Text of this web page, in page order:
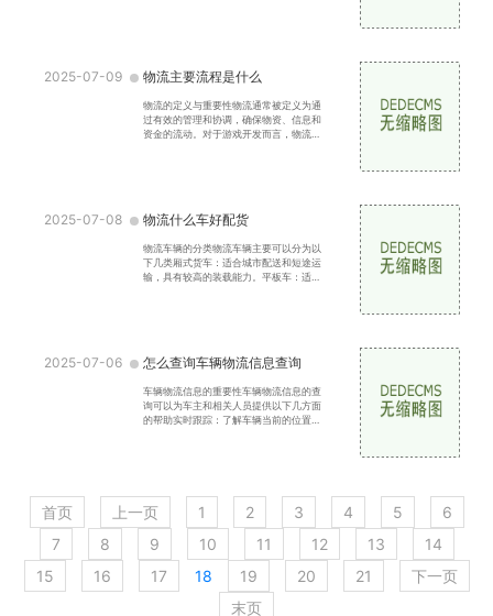
2025-07-09 物流主要流程是什么
物流的定义与重要性物流通常被定义为通
过有效的管理和协调，确保物资、信息和
资金的流动。对于游戏开发而言，物流不
2025-07-08 物流什么车好配货
物流车辆的分类物流车辆主要可以分为以
下几类厢式货车：适合城市配送和短途运
输，具有较高的装载能力。平板车：适合
2025-07-06 怎么查询车辆物流信息查询
车辆物流信息的重要性车辆物流信息的查
询可以为车主和相关人员提供以下几方面
的帮助实时跟踪：了解车辆当前的位置和
首页 上一页 1 2 3 4 5
6
7
8 9 10 11 12 13
14
15
16 17 18 19 20 21
下一页
末页